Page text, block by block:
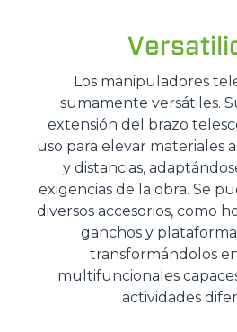
Los manipuladores
sumamente versátiles.
extensión del brazo
uso para elevar materiales
y distancias,
exigencias de la obra. Se
diversos accesorios, como
ganchos y
transformándolos
multifuncionales
actividades